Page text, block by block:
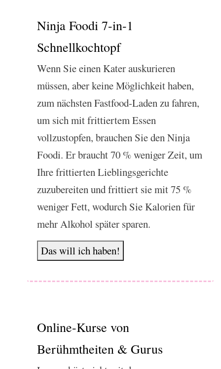
Ninja Foodi 7-in-1
Schnellkochtopf
Wenn Sie einen Kater auskurieren
müssen, aber keine Möglichkeit haben,
zum nächsten Fastfood-Laden zu fahren,
um sich mit frittiertem Essen
vollzustopfen, brauchen Sie den Ninja
Foodi. Er braucht 70 % weniger Zeit, um
Ihre frittierten Lieblingsgerichte
zuzubereiten und frittiert sie mit 75 %
weniger Fett, wodurch Sie Kalorien für
mehr Alkohol später sparen.
Das will ich haben!
Online-Kurse von
Berühmtheiten & Gurus